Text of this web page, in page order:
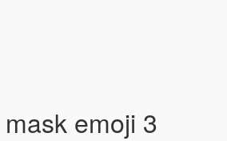
mask emoji 3